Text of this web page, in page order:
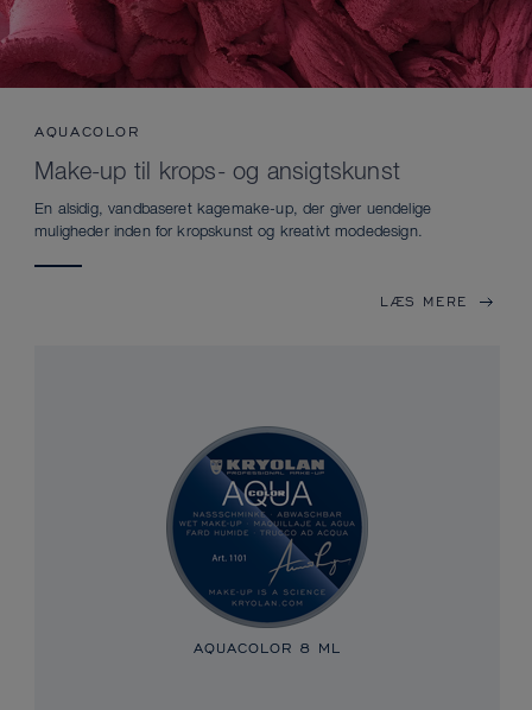
AQUACOLOR
Make-up til krops- og ansigtskunst
En alsidig, vandbaseret kagemake-up, der giver uendelige
muligheder inden for kropskunst og kreativt modedesign.
LÆS MERE
AQUACOLOR 8 ML